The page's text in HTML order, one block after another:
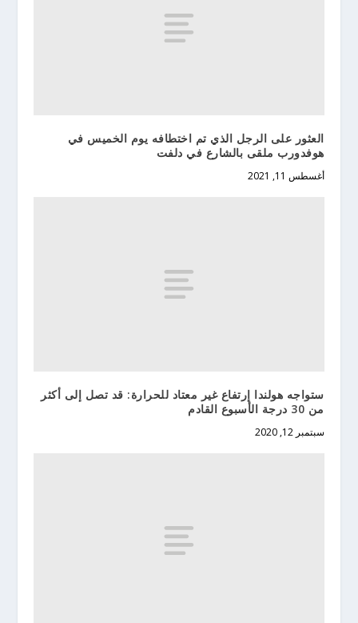
العثور على الرجل الذي تم اختطافه يوم الخميس في
هوفدورب ملقى بالشارع في دلفت
أغسطس 11, 2021
ستواجه هولندا إرتفاع غير معتاد للحرارة: قد تصل إلى أكثر
من 30 درجة الأسبوع القادم
سبتمبر 12, 2020